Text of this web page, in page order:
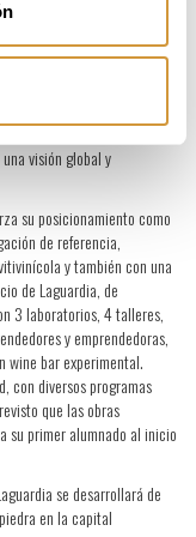
un hito estratégico para
bebidas y el vino. Este
internacional en
conocimiento,
impulsar el talento y
visión global y
su posicionamiento como
de referencia,
y también con una
de Laguardia, de
3 laboratorios, 4 talleres,
y emprendedoras,
wine bar experimental.
con diversos programas
que las obras
su primer alumnado al inicio
se desarrollará de
en la capital